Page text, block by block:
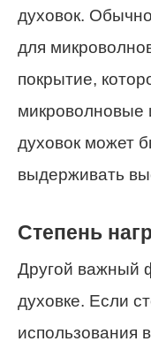
духовок.
для
покрытие,
микроволновые
духовок может
выдерживать
Степень
Другой важный
духовке. Если
использования